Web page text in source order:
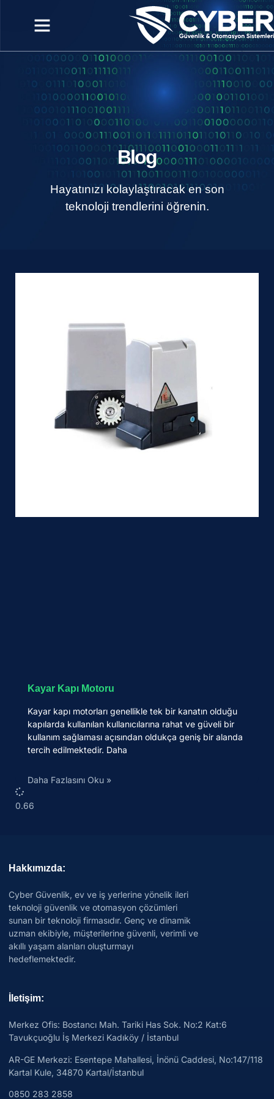
Blog
Hayatınızı kolaylaştıracak en son
teknoloji trendlerini öğrenin.
Kayar Kapı Motoru
Kayar kapı motorları genellikle tek bir kanatın olduğu
kapılarda kullanılan kullanıcılarına rahat ve güveli bir
kullanım sağlaması açısından oldukça geniş bir alanda
tercih edilmektedir. Daha
Daha Fazlasını Oku »
Hakkımızda:
Cyber Güvenlik, ev ve iş yerlerine yönelik ileri
teknoloji güvenlik ve otomasyon çözümleri
sunan bir teknoloji firmasıdır. Genç ve dinamik
uzman ekibiyle, müşterilerine güvenli, verimli ve
akıllı yaşam alanları oluşturmayı
hedeflemektedir.
İletişim:
Merkez Ofis: Bostancı Mah. Tariki Has Sok. No:2 Kat:6
Tavukçuoğlu İş Merkezi Kadıköy / İstanbul
AR-GE Merkezi: Esentepe Mahallesi, İnönü Caddesi, No:147/118
Kartal Kule, 34870 Kartal/İstanbul
0850 283 2858